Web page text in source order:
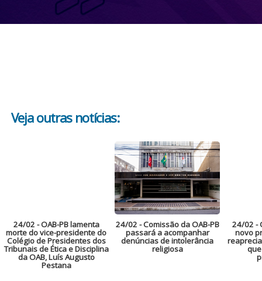
Veja outras notícias:
24/02 - OAB-PB lamenta
morte do vice-presidente do
Colégio de Presidentes dos
Tribunais de Ética e Disciplina
da OAB, Luís Augusto
Pestana
24/02 - Comissão da OAB-PB
passará a acompanhar
denúncias de intolerância
religiosa
24/02 -
novo